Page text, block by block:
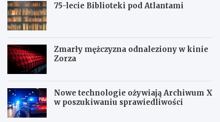
75-lecie Biblioteki pod Atlantami
Zmarły mężczyzna odnaleziony w kinie
Zorza
Nowe technologie ożywiają Archiwum X
w poszukiwaniu sprawiedliwości
Z
W
W